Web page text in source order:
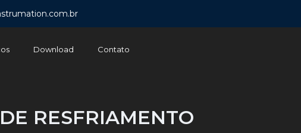
Download Contato
RESFRIAMENTO